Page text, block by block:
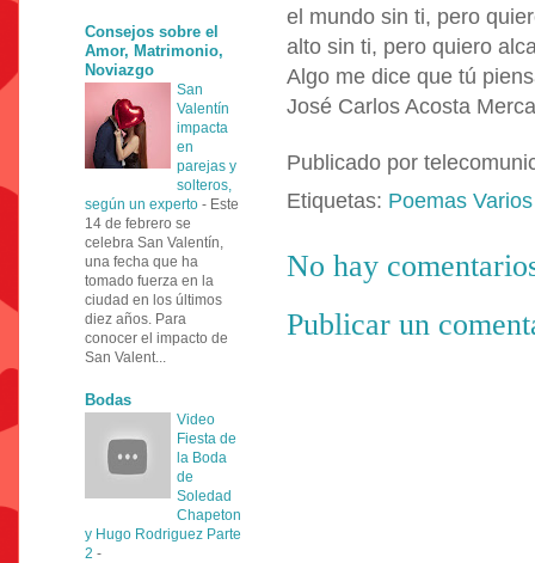
el mundo sin ti, pero
alto sin ti, pero quiero
Algo me dice que tú
José Carlos Acosta
Publicado por
Etiquetas: Poemas Varios
No hay
Publicar un
Consejos sobre el
Amor, Matrimonio,
Noviazgo
San
Valentín
impacta
en
parejas y
solteros,
según un experto - Este
14 de febrero se
celebra San Valentín,
una fecha que ha
tomado fuerza en la
ciudad en los últimos
diez años. Para
conocer el impacto de
San Valent...
Bodas
Video
Fiesta de
la Boda
de
Soledad
Chapeton
y Hugo Rodriguez Parte
2 -